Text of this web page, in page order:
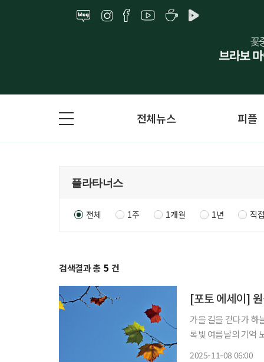
전체뉴스 피플
전체 1주 1개월 1년 직
검색결과 총 5 건
[포토 에세이]
가을 길을 걷다가 하늘을 본다 티
록빛 여름날의 기억 노란 햇살의 속삭임 붉은 가을의 숨결 햇살은 가을빛으로 잎을 감싸고 바
2025-11-08 06:00